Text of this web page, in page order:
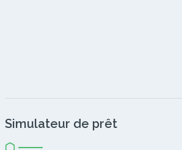
Simulateur de prêt